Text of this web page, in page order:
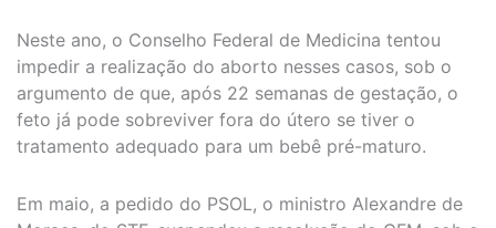
Neste ano, o Conselho Federal de Medicina tentou
impedir a realização do aborto nesses casos, sob o
argumento de que, após 22 semanas de gestação, o
feto já pode sobreviver fora do útero se tiver o
tratamento adequado para um bebê pré-maturo.
Em maio, a pedido do PSOL, o ministro Alexandre de